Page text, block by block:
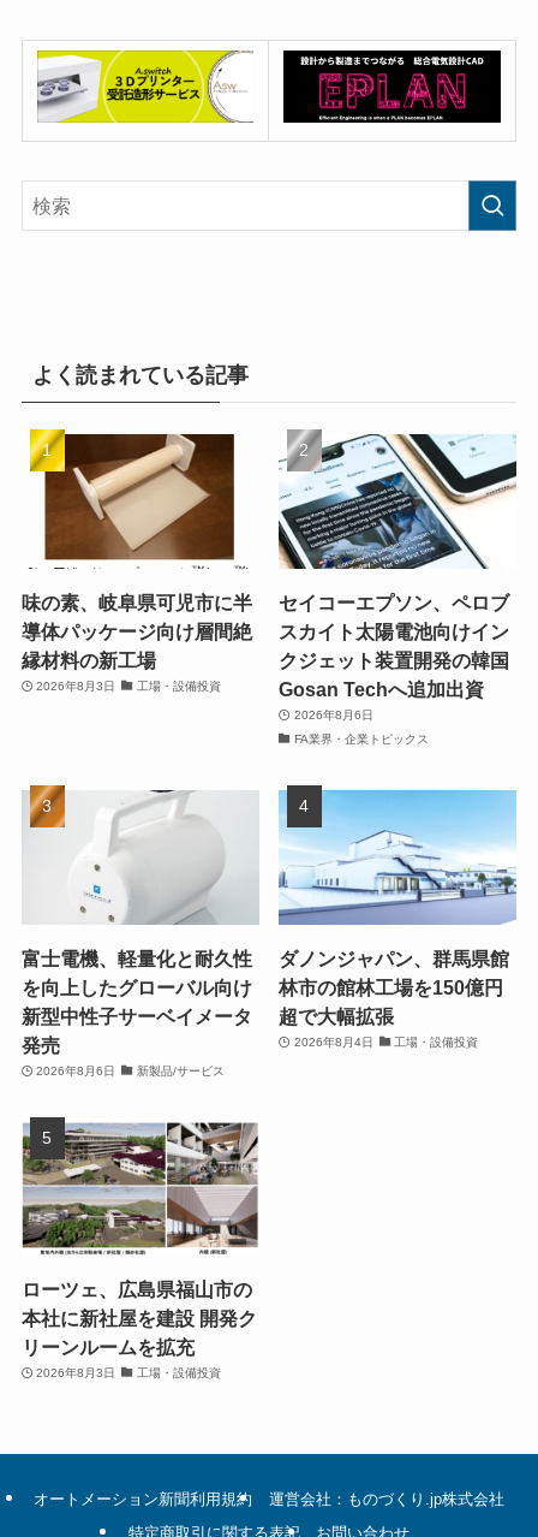
よく読まれている記事
味の素、岐阜県可児市に半
導体パッケージ向け層間絶
縁材料の新工場
2026年8月3日 工場・設備投資
セイコーエプソン、ペロブ
スカイト太陽電池向けイン
クジェット装置開発の韓国
Gosan Techへ追加出資
2026年8月6日
FA業界・企業トピックス
富士電機、軽量化と耐久性
を向上したグローバル向け
新型中性子サーベイメータ
発売
2026年8月6日 新製品/サービス
ダノンジャパン、群馬県館
林市の館林工場を150億円
超で大幅拡張
2026年8月4日 工場・設備投資
ローツェ、広島県福山市の
本社に新社屋を建設 開発ク
リーンルームを拡充
2026年8月3日 工場・設備投資
オートメーション新聞利用規約
運営会社：ものづくり.jp株式会社
特定商取引に関する表記
お問い合わせ